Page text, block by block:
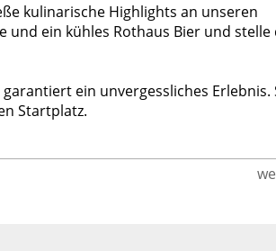
kulinarische Highlights an unseren
und ein kühles Rothaus Bier und
garantiert ein unvergessliches Erlebnis.
Startplatz.